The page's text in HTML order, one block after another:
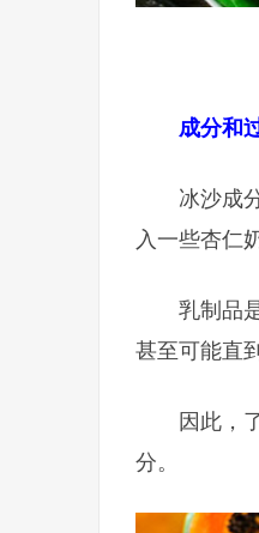
成分和
冰沙成
入一些杏仁
乳制品
甚至可能直
因此，
分。